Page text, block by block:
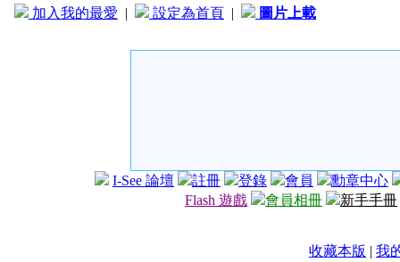
加入我的最愛 | 設定為首頁 | 圖片上載
I-See 論壇 註冊 登錄 會員
勳章中心
Flash 遊戲
會員相冊 新手手冊
收藏本版 | 我